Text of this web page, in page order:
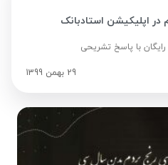
در اپلیکیشن استادبانک
با پاسخ تشریحی
29 بهمن 1399